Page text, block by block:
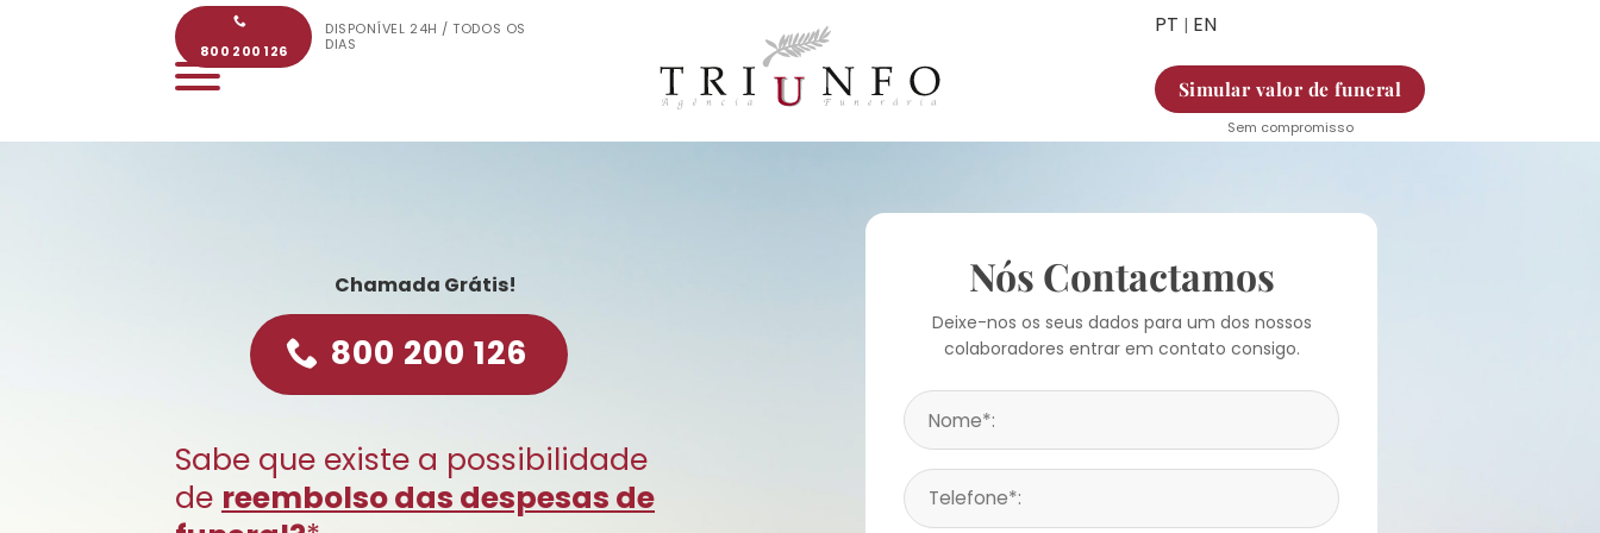
800 200 126
DISPONÍVEL 24H / TODOS OS
DIAS
PT EN
Simular valor de funeral
Sem compromisso
Chamada Grátis!
800 200 126
Sabe que existe a possibilidade
de reembolso das despesas de
Nós Contactamos
Deixe-nos os seus dados para um dos nossos
colaboradores entrar em contato consigo.